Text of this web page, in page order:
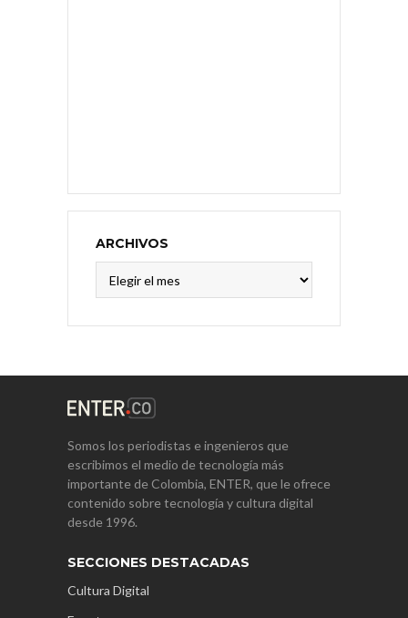
ARCHIVOS
Somos los periodistas e ingenieros que
escribimos el medio de tecnología más
importante de Colombia, ENTER, que le ofrece
contenido sobre tecnología y cultura digital
desde 1996.
SECCIONES DESTACADAS
Cultura Digital